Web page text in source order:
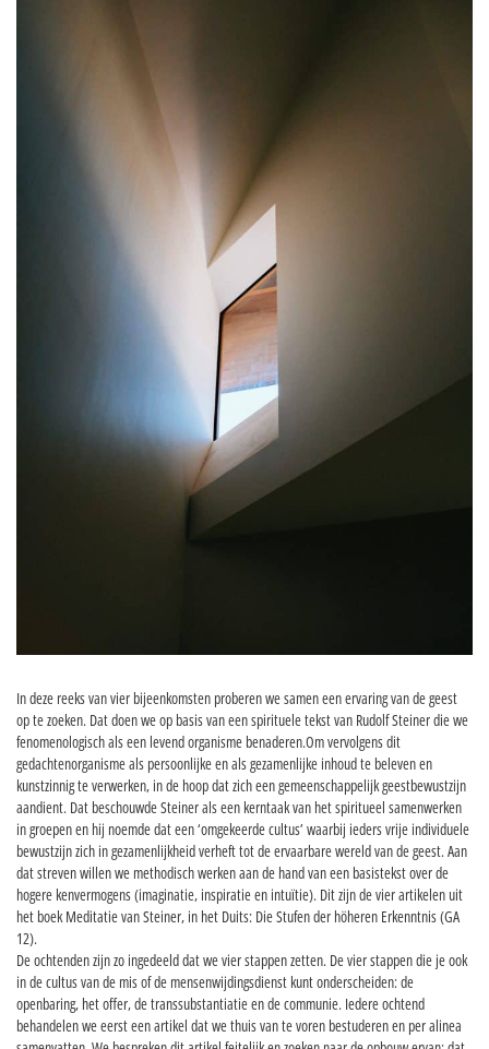
In deze reeks van vier bijeenkomsten proberen we samen een ervaring van de geest
op te zoeken. Dat doen we op basis van een spirituele tekst van Rudolf Steiner die we
fenomenologisch als een levend organisme benaderen.Om vervolgens dit
gedachtenorganisme als persoonlijke en als gezamenlijke inhoud te beleven en
kunstzinnig te verwerken, in de hoop dat zich een gemeenschappelijk geestbewustzijn
aandient. Dat beschouwde Steiner als een kerntaak van het spiritueel samenwerken
in groepen en hij noemde dat een ‘omgekeerde cultus’ waarbij ieders vrije individuele
bewustzijn zich in gezamenlijkheid verheft tot de ervaarbare wereld van de geest. Aan
dat streven willen we methodisch werken aan de hand van een basistekst over de
hogere kenvermogens (imaginatie, inspiratie en intuïtie). Dit zijn de vier artikelen uit
het boek Meditatie van Steiner, in het Duits: Die Stufen der höheren Erkenntnis (GA
12).
De ochtenden zijn zo ingedeeld dat we vier stappen zetten. De vier stappen die je ook
in de cultus van de mis of de mensenwijdingsdienst kunt onderscheiden: de
openbaring, het offer, de transsubstantiatie en de communie. Iedere ochtend
behandelen we eerst een artikel dat we thuis van te voren bestuderen en per alinea